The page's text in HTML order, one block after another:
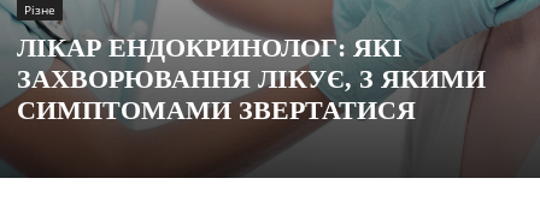
Різне
ЛІКАР ЕНДОКРИНОЛОГ: ЯКІ
ЗАХВОРЮВАННЯ ЛІКУЄ, З ЯКИМИ
СИМПТОМАМИ ЗВЕРТАТИСЯ